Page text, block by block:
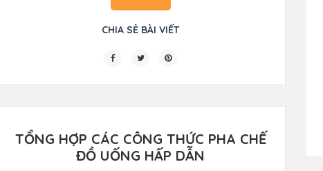
CHIA SẺ BÀI VIẾT
TỔNG HỢP CÁC CÔNG THỨC PHA CHẾ
ĐỒ UỐNG HẤP DẪN